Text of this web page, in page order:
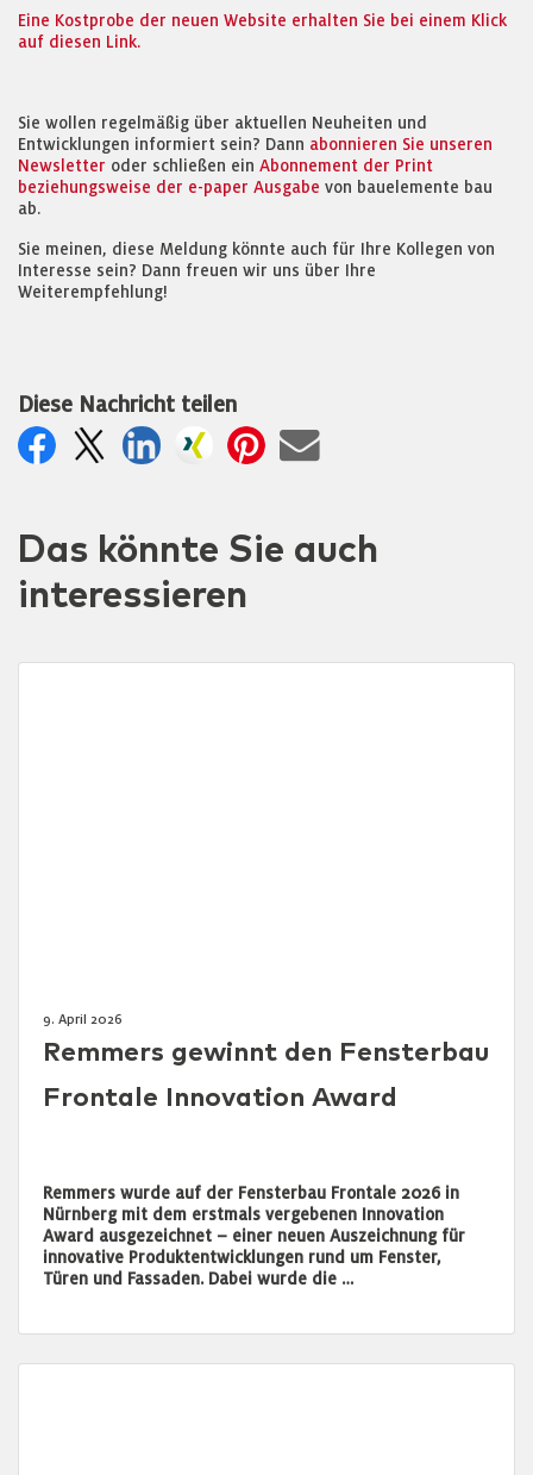
Eine Kostprobe der neuen Website erhalten Sie bei einem Klick
auf diesen Link.
Sie wollen regelmäßig über aktuellen Neuheiten und
Entwicklungen informiert sein? Dann abonnieren Sie unseren
Newsletter oder schließen ein Abonnement der Print
beziehungsweise der e-paper Ausgabe von bauelemente bau
ab.
Sie meinen, diese Meldung könnte auch für Ihre Kollegen von
Interesse sein? Dann freuen wir uns über Ihre
Weiterempfehlung!
Diese Nachricht teilen
Das könnte Sie auch
interessieren
9. April 2026
Remmers gewinnt den Fensterbau
Frontale Innovation Award
Remmers wurde auf der Fensterbau Frontale 2026 in
Nürnberg mit dem erstmals vergebenen Innovation
Award ausgezeichnet – einer neuen Auszeichnung für
innovative Produktentwicklungen rund um Fenster,
Türen und Fassaden. Dabei wurde die …